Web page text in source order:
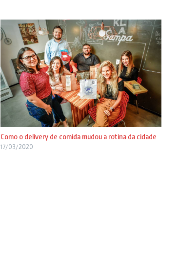
Como o delivery de comida mudou a rotina da cidade
17/03/2020